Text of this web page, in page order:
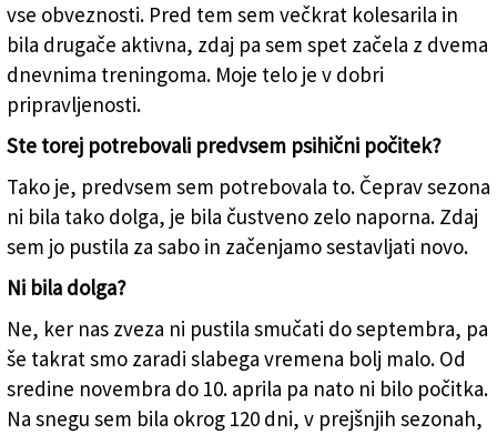
vse obveznosti. Pred tem sem večkrat kolesarila in
bila drugače aktivna, zdaj pa sem spet začela z dvema
dnevnima treningoma. Moje telo je v dobri
pripravljenosti.
Ste torej potrebovali predvsem psihični počitek?
Tako je, predvsem sem potrebovala to. Čeprav sezona
ni bila tako dolga, je bila čustveno zelo naporna. Zdaj
sem jo pustila za sabo in začenjamo sestavljati novo.
Ni bila dolga?
Ne, ker nas zveza ni pustila smučati do septembra, pa
še takrat smo zaradi slabega vremena bolj malo. Od
sredine novembra do 10. aprila pa nato ni bilo počitka.
Na snegu sem bila okrog 120 dni, v prejšnjih sezonah,